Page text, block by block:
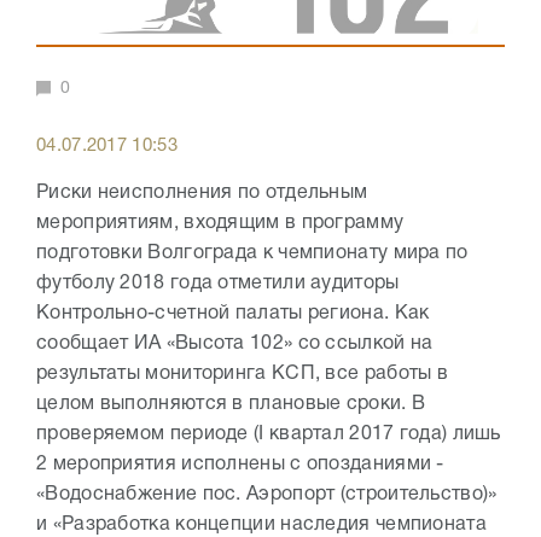
0
04.07.2017 10:53
Риски неисполнения по отдельным
мероприятиям, входящим в программу
подготовки Волгограда к чемпионату мира по
футболу 2018 года отметили аудиторы
Контрольно-счетной палаты региона. Как
сообщает ИА «Высота 102» со ссылкой на
результаты мониторинга КСП, все работы в
целом выполняются в плановые сроки. В
проверяемом периоде (I квартал 2017 года) лишь
2 мероприятия исполнены с опозданиями -
«Водоснабжение пос. Аэропорт (строительство)»
и «Разработка концепции наследия чемпионата